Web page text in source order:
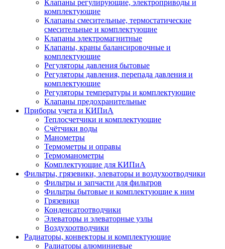
Клапаны регулирующие, электроприводы и
комплектующие
Клапаны смесительные, термостатические
смесительные и комплектующие
Клапаны электромагнитные
Клапаны, краны балансировочные и
комплектующие
Регуляторы давления бытовые
Регуляторы давления, перепада давления и
комплектующие
Регуляторы температуры и комплектующие
Клапаны предохранительные
Приборы учета и КИПиА
Теплосчетчики и комплектующие
Счётчики воды
Манометры
Термометры и оправы
Термоманометры
Комплектующие для КИПиА
Фильтры, грязевики, элеваторы и воздухоотводчики
Фильтры и запчасти для фильтров
Фильтры бытовые и комплектующие к ним
Грязевики
Конденсатоотводчики
Элеваторы и элеваторные узлы
Воздухоотводчики
Радиаторы, конвекторы и комплектующие
Радиаторы алюминиевые